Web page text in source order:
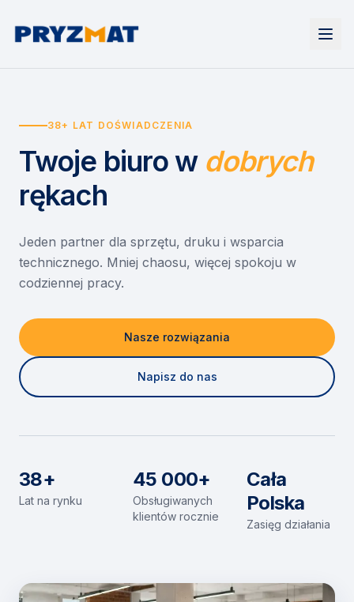
Urządzenia
Drukarki i urządzenia wielofunkcyjne
Etykiety i identyfikacja
Skanery i obieg dokumentów
Monitory interaktywne
Niszczarki dokumentów
Wynajem drukarek
Wynajem urządzeń biurowych
Asystent druku
EZD RP
Misja szkoła
Serwis
O nas
Kontakt
38+ LAT DOŚWIADCZENIA
Twoje biuro w dobrych
rękach
Jeden partner dla sprzętu, druku i wsparcia
technicznego. Mniej chaosu, więcej spokoju w
codziennej pracy.
Nasze rozwiązania
Napisz do nas
38+
Lat na rynku
45 000+
Obsługiwanych
klientów rocznie
Cała
Polska
Zasięg działania